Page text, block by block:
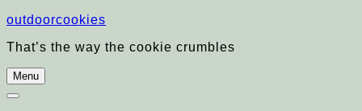
Skip
content
outdoorcookies
That’s the way the cookie crumbles
Menu